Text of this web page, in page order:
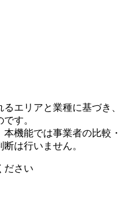
エリアと業種に基づき、
す。
機能では事業者の比較・
は行いません。
ださい